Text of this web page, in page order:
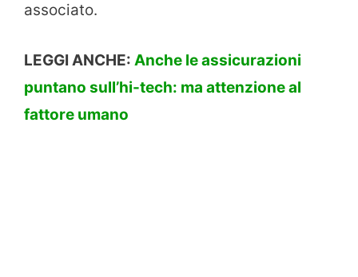
associato.
LEGGI ANCHE: Anche le assicurazioni
puntano sull’hi-tech: ma attenzione al
fattore umano